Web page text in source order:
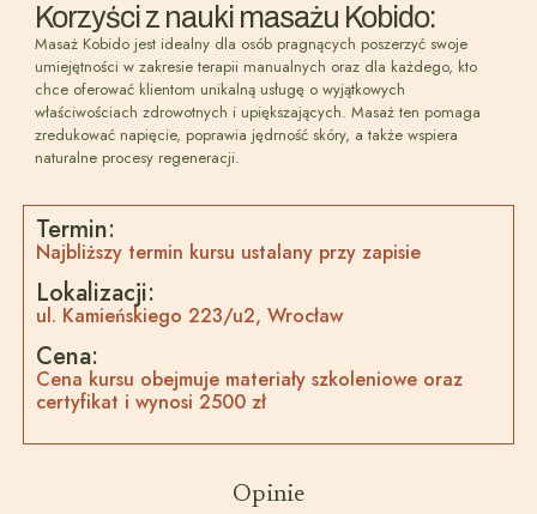
Korzyści z nauki masażu Kobido:
Masaż Kobido jest idealny dla osób pragnących poszerzyć swoje
umiejętności w zakresie terapii manualnych oraz dla każdego, kto
chce oferować klientom unikalną usługę o wyjątkowych
właściwościach zdrowotnych i upiększających. Masaż ten pomaga
zredukować napięcie, poprawia jędrność skóry, a także wspiera
naturalne procesy regeneracji.
Termin:
Najbliższy termin kursu ustalany przy zapisie
Lokalizacji:
ul. Kamieńskiego 223/u2, Wrocław
Cena:
Cena kursu obejmuje materiały szkoleniowe oraz
certyfikat i wynosi 2500 zł
Opinie